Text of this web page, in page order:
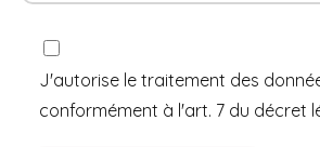
J'autorise le traitement des
conformément à l'art. 7 du décret